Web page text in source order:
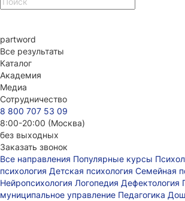
partword
Все результаты
Каталог
Академия
Медиа
Сотрудничество
8 800 707 53 09
8:00-20:00 (Москва)
без выходных
Заказать звонок
Все направления Популярные курсы
психология Детская психология Семейная
Нейропсихология Логопедия Дефектология
муниципальное управление Педагогика